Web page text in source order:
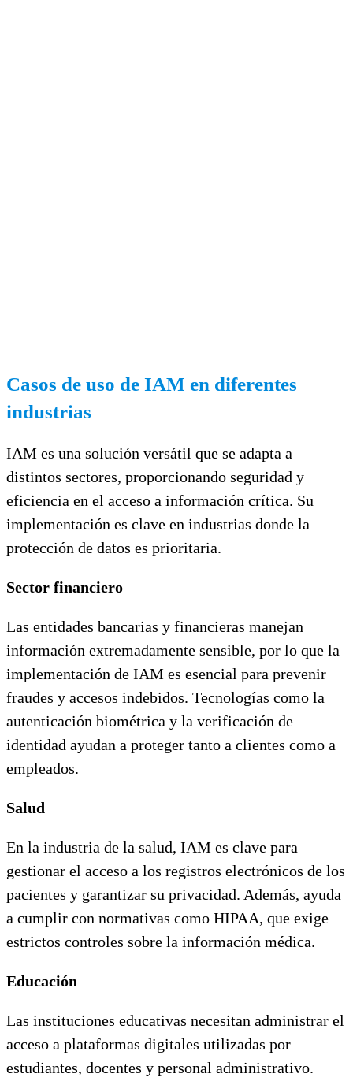
Casos de uso de IAM en diferentes
industrias
IAM es una solución versátil que se adapta a
distintos sectores, proporcionando seguridad y
eficiencia en el acceso a información crítica. Su
implementación es clave en industrias donde la
protección de datos es prioritaria.
Sector financiero
Las entidades bancarias y financieras manejan
información extremadamente sensible, por lo que la
implementación de IAM es esencial para prevenir
fraudes y accesos indebidos. Tecnologías como la
autenticación biométrica y la verificación de
identidad ayudan a proteger tanto a clientes como a
empleados.
Salud
En la industria de la salud, IAM es clave para
gestionar el acceso a los registros electrónicos de los
pacientes y garantizar su privacidad. Además, ayuda
a cumplir con normativas como HIPAA, que exige
estrictos controles sobre la información médica.
Educación
Las instituciones educativas necesitan administrar el
acceso a plataformas digitales utilizadas por
estudiantes, docentes y personal administrativo.